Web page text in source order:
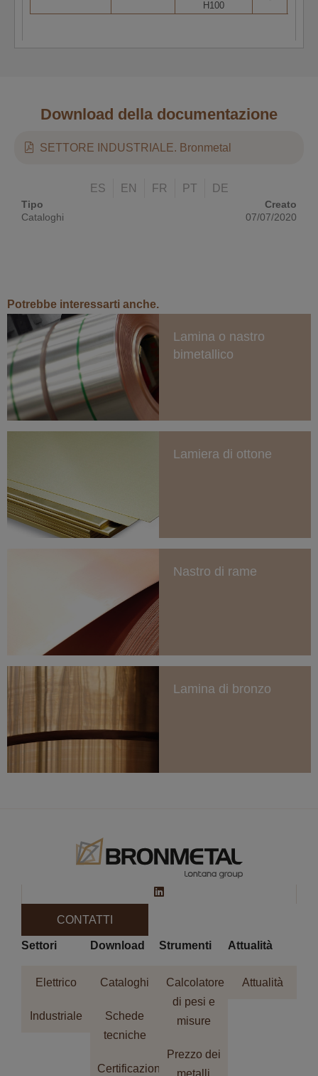
H100
Download della documentazione
SETTORE INDUSTRIALE. Bronmetal
ES EN FR PT DE
Tipo
Cataloghi
Creato
07/07/2020
Potrebbe interessarti anche.
Lamina o nastro
bimetallico
Lamiera di ottone
Nastro di rame
Lamina di bronzo
CONTATTI
Settori
Elettrico
Industriale
Download
Cataloghi
Schede
tecniche
Certificazioni
Strumenti
Calcolatore
di pesi e
misure
Prezzo dei
Attualità
Attualità